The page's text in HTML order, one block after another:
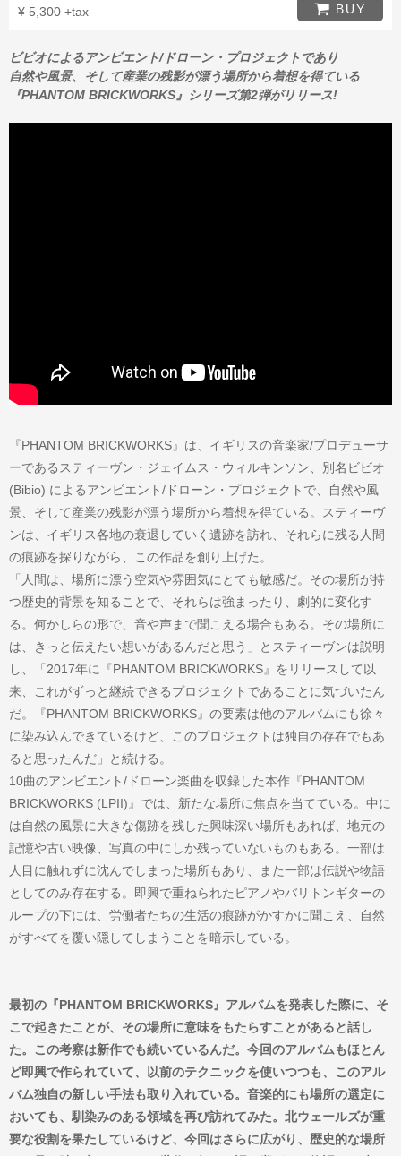
¥ 5,300 +tax
BUY
ビビオによるアンビエント/ドローン・プロジェクトであり
自然や風景、そして産業の残影が漂う場所から着想を得ている
『PHANTOM BRICKWORKS』シリーズ第2弾がリリース!
『PHANTOM BRICKWORKS』は、イギリスの音楽家/プロデューサ
ーであるスティーヴン・ジェイムス・ウィルキンソン、別名ビビオ
(Bibio) によるアンビエント/ドローン・プロジェクトで、自然や風
景、そして産業の残影が漂う場所から着想を得ている。スティーヴ
ンは、イギリス各地の衰退していく遺跡を訪れ、それらに残る人間
の痕跡を探りながら、この作品を創り上げた。
「人間は、場所に漂う空気や雰囲気にとても敏感だ。その場所が持
つ歴史的背景を知ることで、それらは強まったり、劇的に変化す
る。何かしらの形で、音や声まで聞こえる場合もある。その場所に
は、きっと伝えたい想いがあるんだと思う」とスティーヴンは説明
し、「2017年に『PHANTOM BRICKWORKS』をリリースして以
来、これがずっと継続できるプロジェクトであることに気づいたん
だ。『PHANTOM BRICKWORKS』の要素は他のアルバムにも徐々
に染み込んできているけど、このプロジェクトは独自の存在でもあ
ると思ったんだ」と続ける。
10曲のアンビエント/ドローン楽曲を収録した本作『PHANTOM
BRICKWORKS (LPII)』では、新たな場所に焦点を当てている。中に
は自然の風景に大きな傷跡を残した興味深い場所もあれば、地元の
記憶や古い映像、写真の中にしか残っていないものもある。一部は
人目に触れずに沈んでしまった場所もあり、また一部は伝説や物語
としてのみ存在する。即興で重ねられたピアノやバリトンギターの
ループの下には、労働者たちの生活の痕跡がかすかに聞こえ、自然
がすべてを覆い隠してしまうことを暗示している。
最初の『PHANTOM BRICKWORKS』アルバムを発表した際に、そ
こで起きたことが、その場所に意味をもたらすことがあると話し
た。この考察は新作でも続いているんだ。今回のアルバムもほとん
ど即興で作られていて、以前のテクニックを使いつつも、このアル
バム独自の新しい手法も取り入れている。音楽的にも場所の選定に
おいても、馴染みのある領域を再び訪れてみた。北ウェールズが重
要な役割を果たしているけど、今回はさらに広がり、歴史的な場所